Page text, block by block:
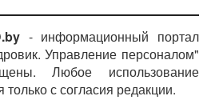
- информационный портал
Управление персоналом"
Любое использование
с согласия редакции.